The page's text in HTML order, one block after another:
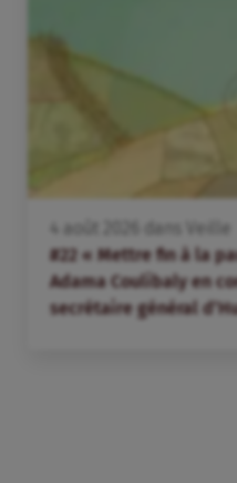
août dans
Veille
#22 « Mettre fin à la
Adama Coulibaly en
secrétaire général